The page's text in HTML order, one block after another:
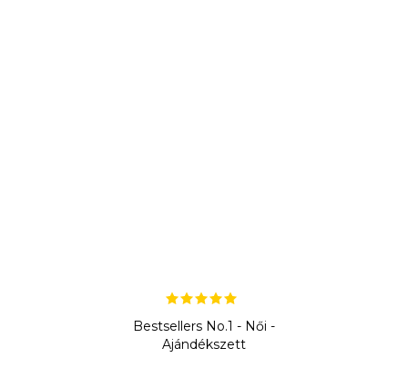
Bestsellers No.1 - Női -
Ajándékszett